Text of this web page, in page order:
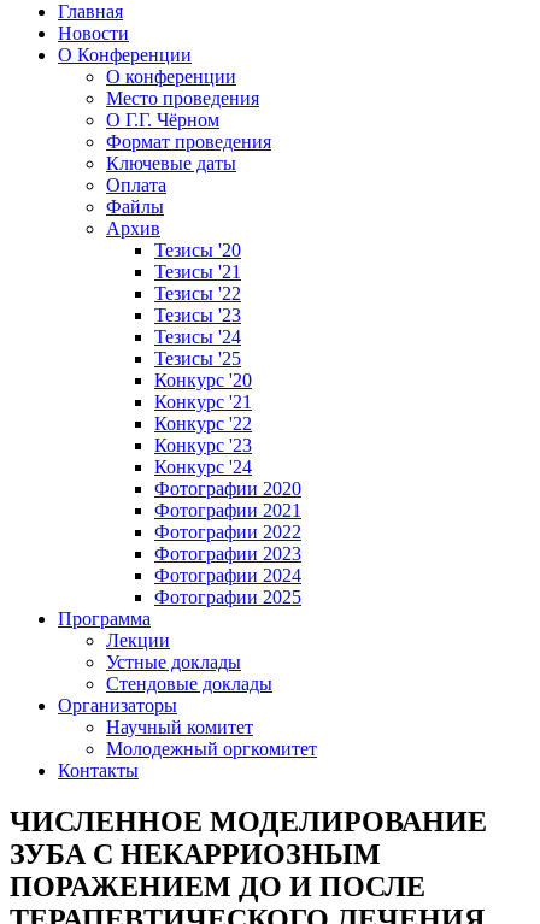
Главная
Новости
О Конференции
О конференции
Место проведения
О Г.Г. Чёрном
Формат проведения
Ключевые даты
Оплата
Файлы
Архив
Тезисы '20
Тезисы '21
Тезисы '22
Тезисы '23
Тезисы '24
Тезисы '25
Конкурс '20
Конкурс '21
Конкурс '22
Конкурс '23
Конкурс '24
Фотографии 2020
Фотографии 2021
Фотографии 2022
Фотографии 2023
Фотографии 2024
Фотографии 2025
Программа
Лекции
Устные доклады
Стендовые доклады
Организаторы
Научный комитет
Молодежный оргкомитет
Контакты
ЧИСЛЕННОЕ МОДЕЛИРОВАНИЕ
ЗУБА С НЕКАРРИОЗНЫМ
ПОРАЖЕНИЕМ ДО И ПОСЛЕ